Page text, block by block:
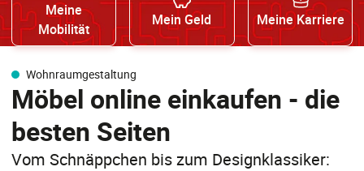
Meine
Mobilität
Mein Geld Meine Karriere
Wohnraumgestaltung
Möbel online einkaufen - die
besten Seiten
Vom Schnäppchen bis zum Designklassiker: